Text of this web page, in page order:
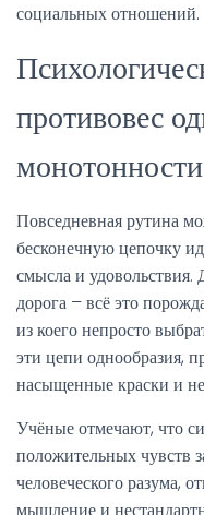
социальных отношений.
противовес
монотонности
Повседневная рутина
бесконечную цепочку
смысла и удовольствия.
дорога – всё это
из коего непросто
эти цепи однообразия,
насыщенные краски и
Учёные отмечают, что
положительных чувств
человеческого разума,